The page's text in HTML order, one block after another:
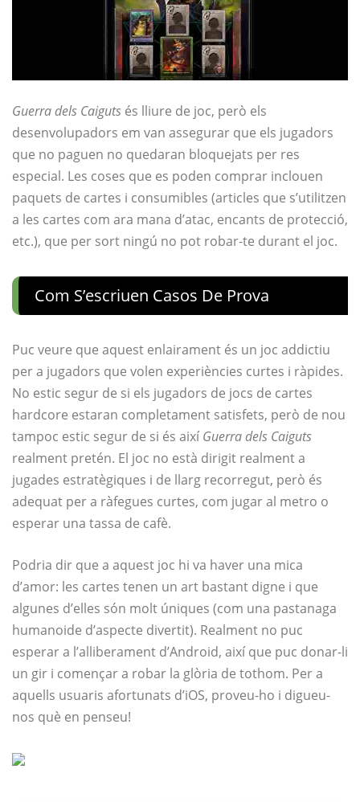
Guerra dels Caiguts és lliure de joc, però els
desenvolupadors em van assegurar que els jugadors
que no paguen no quedaran bloquejats per res
especial. Les coses que es poden comprar inclouen
paquets de cartes i consumibles (articles que s’utilitzen
a les cartes com ara mana d’atac, encants de protecció,
etc.), que per sort ningú no pot robar-te durant el joc.
Com S’escriuen Casos De Prova
Puc veure que aquest enlairament és un joc addictiu
per a jugadors que volen experiències curtes i ràpides.
No estic segur de si els jugadors de jocs de cartes
hardcore estaran completament satisfets, però de nou
tampoc estic segur de si és aixíGuerra dels Caiguts
realment pretén. El joc no està dirigit realment a
jugades estratègiques i de llarg recorregut, però és
adequat per a ràfegues curtes, com jugar al metro o
esperar una tassa de cafè.
Podria dir que a aquest joc hi va haver una mica
d’amor: les cartes tenen un art bastant digne i que
algunes d’elles són molt úniques (com una pastanaga
humanoide d’aspecte divertit). Realment no puc
esperar a l’alliberament d’Android, així que puc donar-li
un gir i començar a robar la glòria de tothom. Per a
aquells usuaris afortunats d’iOS, proveu-ho i digueu-
nos què en penseu!